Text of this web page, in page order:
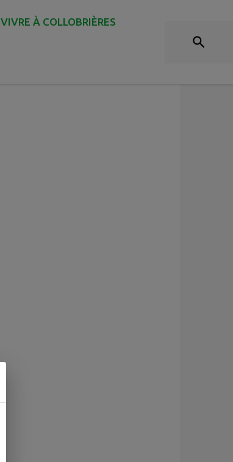
VIVRE À COLLOBRIÈRES